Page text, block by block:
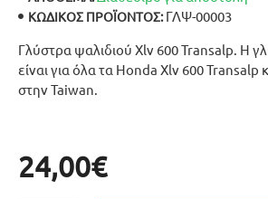
Γλύστρα ψαλιδιού Xlv 600 Transalp. Η
είναι για όλα τα Honda Xlv 600 Transalp
στην Taiwan.
ΚΩΔΙΚΌΣ ΠΡΟΪΌΝΤΟΣ: ΓΛΨ-00003
24,00€